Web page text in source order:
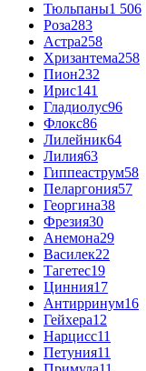
Тюльпаны1 506
Роза283
Астра258
Хризантема258
Пион232
Ирис141
Гладиолус96
Флокс86
Лилейник64
Лилия63
Гиппеаструм58
Пеларгония57
Георгина38
Фрезия30
Анемона29
Василек22
Тагетес19
Цинния17
Антирринум16
Гейхера12
Нарцисс11
Петуния11